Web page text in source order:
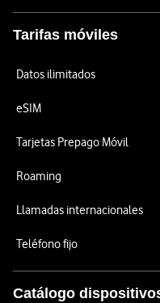
Tarifas móviles
Datos ilimitados
eSIM
Tarjetas Prepago Móvil
Roaming
Llamadas internacionales
Teléfono fijo
Catálogo